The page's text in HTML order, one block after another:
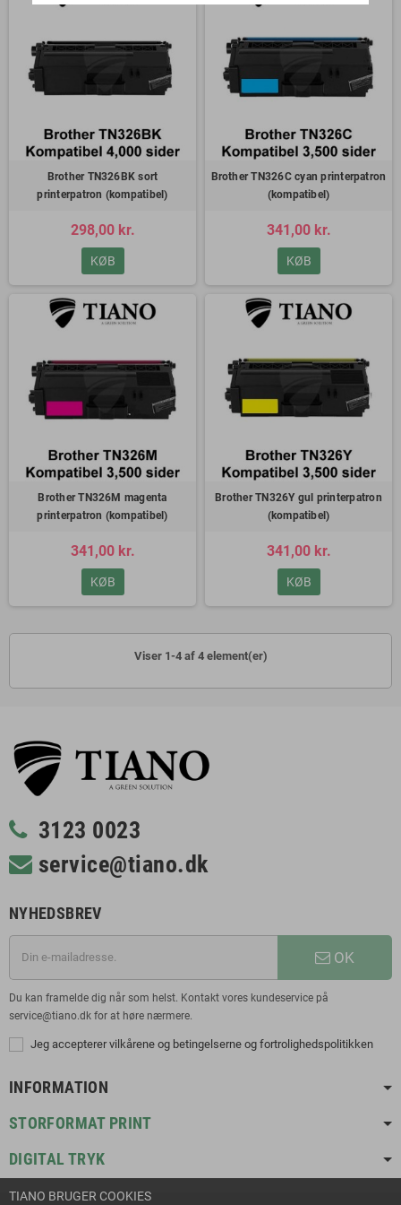
Brother TN326BK sort
printerpatron (kompatibel)
298,00 kr.
KØB
Brother TN326C cyan printerpatron
(kompatibel)
341,00 kr.
KØB
Brother TN326M magenta
printerpatron (kompatibel)
341,00 kr.
KØB
Brother TN326Y gul printerpatron
(kompatibel)
341,00 kr.
KØB
Viser 1-4 af 4 element(er)
3123 0023
service@tiano.dk
NYHEDSBREV
OK
Du kan framelde dig når som helst. Kontakt vores kundeservice på
service@tiano.dk for at høre nærmere.
Jeg accepterer vilkårene og betingelserne og fortrolighedspolitikken
INFORMATION
STORFORMAT PRINT
DIGITAL TRYK
TIANO BRUGER COOKIES